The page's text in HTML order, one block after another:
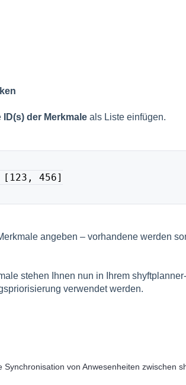
ID(s) der Merkmaleals Liste einfügen.
456]
angeben – vorhandene werden
stehen Ihnen nun in Ihrem
verwendet werden.
Synchronisation von Anwesenheiten zwischen